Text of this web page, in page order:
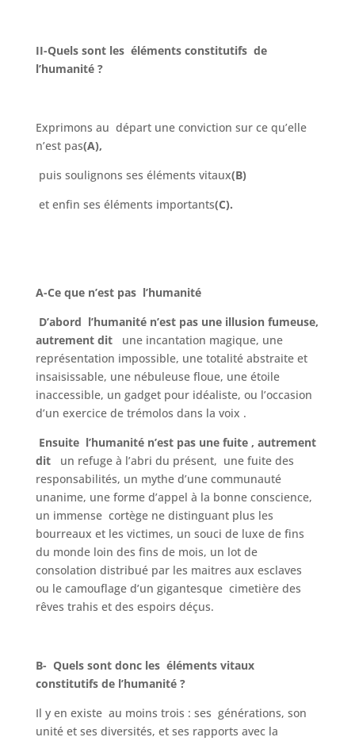
II-Quels sont les éléments constitutifs de
l’humanité ?
Exprimons au départ une conviction sur ce qu’elle
n’est pas(A),
puis soulignons ses éléments vitaux(B)
et enfin ses éléments importants(C).
A-Ce que n’est pas l’humanité
D’abord l’humanité n’est pas une illusion fumeuse,
autrement dit
une incantation magique, une
représentation impossible, une totalité abstraite et
insaisissable, une nébuleuse floue, une étoile
inaccessible, un gadget pour idéaliste, ou l’occasion
d’un exercice de trémolos dans la voix .
Ensuite l’humanité n’est pas une fuite , autrement
dit
un refuge à l’abri du présent, une fuite des
responsabilités, un mythe d’une communauté
unanime, une forme d’appel à la bonne conscience,
un immense cortège ne distinguant plus les
bourreaux et les victimes, un souci de luxe de fins
du monde loin des fins de mois, un lot de
consolation distribué par les maitres aux esclaves
ou le camouflage d’un gigantesque cimetière des
rêves trahis et des espoirs déçus.
B- Quels sont donc les éléments vitaux
constitutifs de l’humanité ?
Il y en existe au moins trois : ses générations, son
unité et ses diversités, et ses rapports avec la